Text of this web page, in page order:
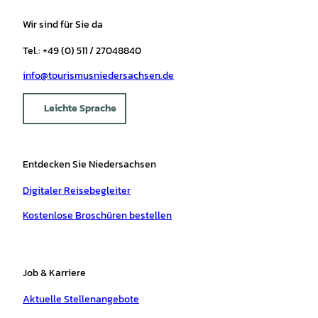
Wir sind für Sie da
Tel.: +49 (0) 511 / 27048840
info@tourismusniedersachsen.de
Leichte Sprache
Entdecken Sie Niedersachsen
Digitaler Reisebegleiter
Kostenlose Broschüren bestellen
Job & Karriere
Aktuelle Stellenangebote